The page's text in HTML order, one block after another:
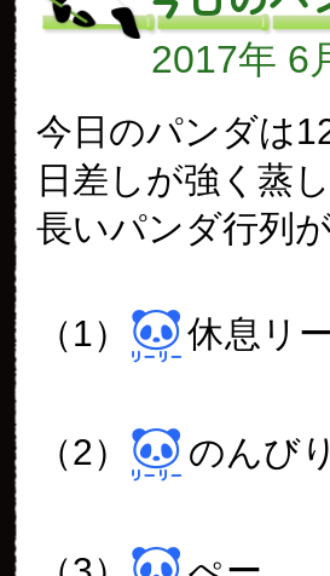
2017年 6
今日のパンダは
日差しが強く蒸
長いパンダ行列
（1） 休息リ
（2） のんびり